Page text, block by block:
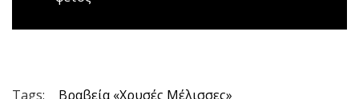
Tags: Βραβεία «Χρυσές Μέλισσες»